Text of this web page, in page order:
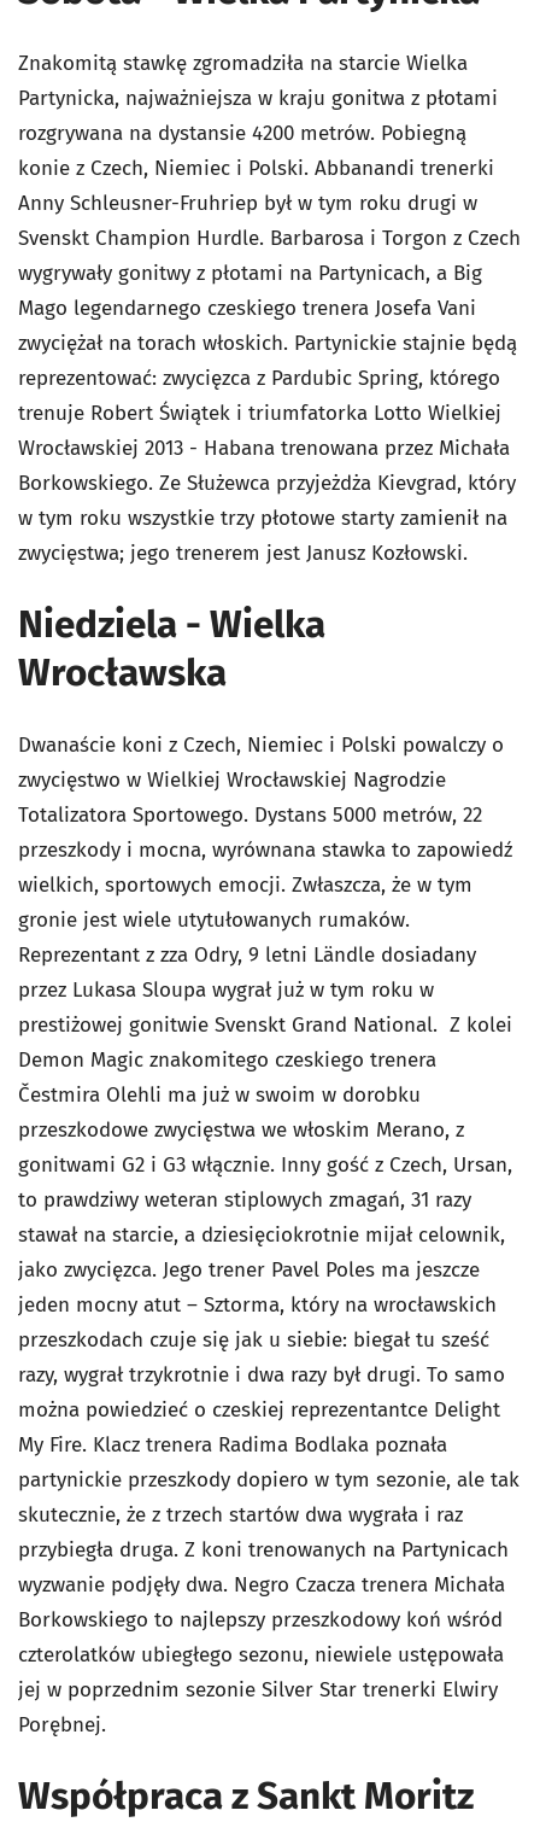
Znakomitą stawkę zgromadziła na starcie Wielka
Partynicka, najważniejsza w kraju gonitwa z płotami
rozgrywana na dystansie 4200 metrów. Pobiegną
konie z Czech, Niemiec i Polski. Abbanandi trenerki
Anny Schleusner-Fruhriep był w tym roku drugi w
Svenskt Champion Hurdle. Barbarosa i Torgon z Czech
wygrywały gonitwy z płotami na Partynicach, a Big
Mago legendarnego czeskiego trenera Josefa Vani
zwyciężał na torach włoskich. Partynickie stajnie będą
reprezentować: zwycięzca z Pardubic Spring, którego
trenuje Robert Świątek i triumfatorka Lotto Wielkiej
Wrocławskiej 2013 - Habana trenowana przez Michała
Borkowskiego. Ze Służewca przyjeżdża Kievgrad, który
w tym roku wszystkie trzy płotowe starty zamienił na
zwycięstwa; jego trenerem jest Janusz Kozłowski.
Niedziela - Wielka
Wrocławska
Dwanaście koni z Czech, Niemiec i Polski powalczy o
zwycięstwo w Wielkiej Wrocławskiej Nagrodzie
Totalizatora Sportowego. Dystans 5000 metrów, 22
przeszkody i mocna, wyrównana stawka to zapowiedź
wielkich, sportowych emocji. Zwłaszcza, że w tym
gronie jest wiele utytułowanych rumaków.
Reprezentant z zza Odry, 9 letni Ländle dosiadany
przez Lukasa Sloupa wygrał już w tym roku w
prestiżowej gonitwie Svenskt Grand National. Z kolei
Demon Magic znakomitego czeskiego trenera
Čestmira Olehli ma już w swoim w dorobku
przeszkodowe zwycięstwa we włoskim Merano, z
gonitwami G2 i G3 włącznie. Inny gość z Czech, Ursan,
to prawdziwy weteran stiplowych zmagań, 31 razy
stawał na starcie, a dziesięciokrotnie mijał celownik,
jako zwycięzca. Jego trener Pavel Poles ma jeszcze
jeden mocny atut – Sztorma, który na wrocławskich
przeszkodach czuje się jak u siebie: biegał tu sześć
razy, wygrał trzykrotnie i dwa razy był drugi. To samo
można powiedzieć o czeskiej reprezentantce Delight
My Fire. Klacz trenera Radima Bodlaka poznała
partynickie przeszkody dopiero w tym sezonie, ale tak
skutecznie, że z trzech startów dwa wygrała i raz
przybiegła druga. Z koni trenowanych na Partynicach
wyzwanie podjęły dwa. Negro Czacza trenera Michała
Borkowskiego to najlepszy przeszkodowy koń wśród
czterolatków ubiegłego sezonu, niewiele ustępowała
jej w poprzednim sezonie Silver Star trenerki Elwiry
Porębnej.
Współpraca z Sankt Moritz